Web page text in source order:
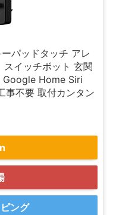
パッドタッチ アレ
イッチボット 玄関
Google Home Siri
事不要 取付カンタン
ング